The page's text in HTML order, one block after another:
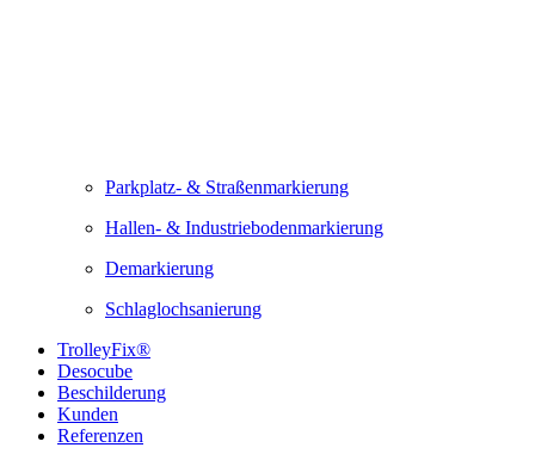
Parkplatz- & Straßenmarkierung
Hallen- & Industriebodenmarkierung
Demarkierung
Schlaglochsanierung
TrolleyFix®
Desocube
Beschilderung
Kunden
Referenzen